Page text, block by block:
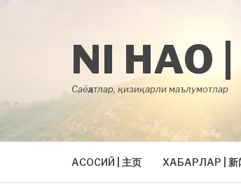
NI HAO
Саёҳатлар, қизиқарли маълумотлар
АСОСИЙ | 主页 ХАБАРЛАР | 新